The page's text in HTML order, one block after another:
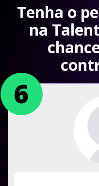
Tenha o
na